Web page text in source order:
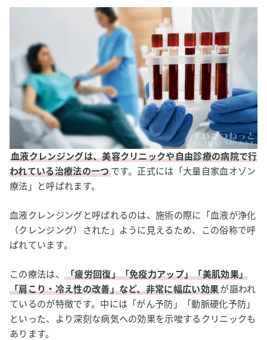
血液クレンジングの「副作用」と「危険性」
だるさなどの「軽い副作用」について
公的機関・医学論文が警告する「重篤なリスク」
査読論文で報告された「死亡」「脳梗塞」の事例
3 血液クレンジングの「効果」を科学的根拠から検証
「疲労回復」効果
「アンチエイジング」効果
「免疫力UP」効果
信頼性の高い研究が示す「効果の限界」
4 血液クレンジングは「がん治療」に使えるのか
血液クレンジングの代替案？安全な「水素吸入」との比
較
違い①：作用メカニズム
違い③：安全性
違い④：がん治療の補助としての可能性
6 血液クレンジング（オゾン療法）に関するよくある質問
血液クレンジングは、美容クリニックや自由診療の病院で行
われている治療法の一つです。正式には「大量自家血オゾン
療法」と呼ばれます。
血液クレンジングと呼ばれるのは、施術の際に「血液が浄化
（クレンジング）された」ように見えるため、この俗称で呼
ばれています。
この療法は、
「疲労回復」「免疫力アップ」「美肌効果」
「肩こり・冷え性の改善」など、非常に幅広い効果が謳われ
ているのが特徴です。中には「がん予防」「動脈硬化予防」
といった、より深刻な病気への効果を示唆するクリニックも
あります。